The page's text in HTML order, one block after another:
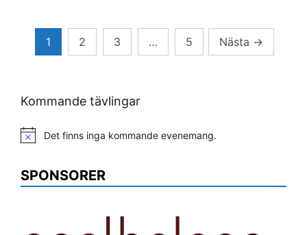
Sidnumrering
1 2 3 … 5 Nästa →
Kommande tävlingar
Notis Det finns inga kommande evenemang.
SPONSORER